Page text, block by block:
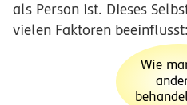
als Person ist. Dieses
vielen Faktoren beeinflusst:
Wie